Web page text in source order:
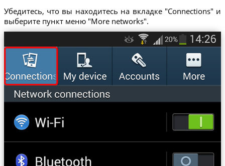
Убедитесь, что вы находитесь на вкладке "Connections" и
выберите пункт меню "More networks".